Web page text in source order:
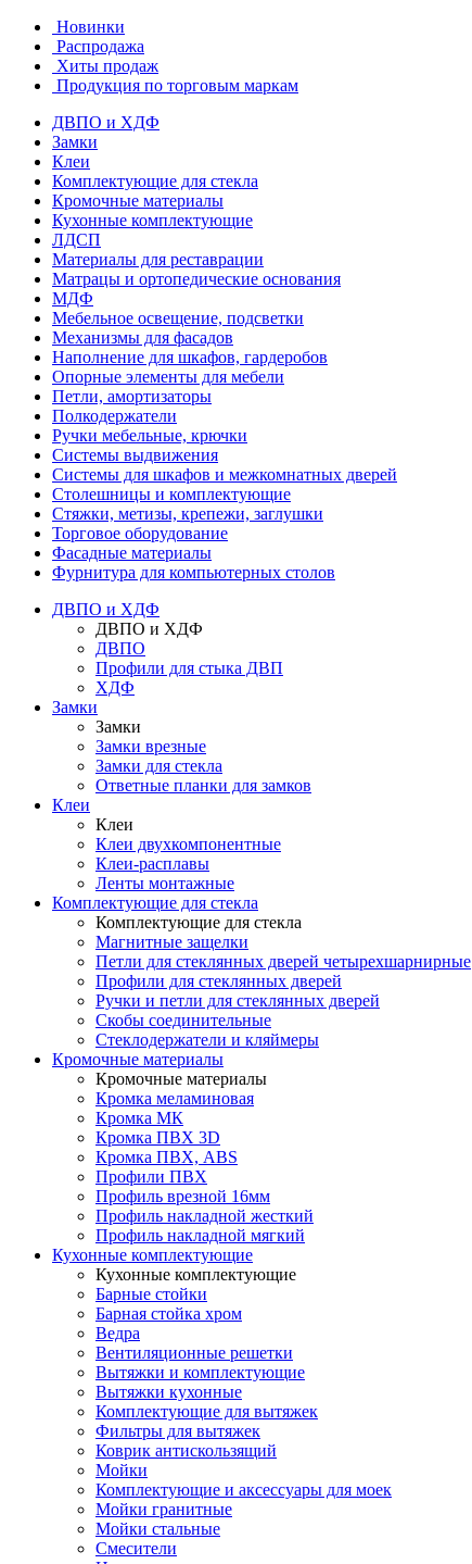
Новинки
Распродажа
Хиты продаж
Продукция по торговым маркам
ДВПО и ХДФ
Замки
Клеи
Комплектующие для стекла
Кромочные материалы
Кухонные комплектующие
ЛДСП
Материалы для реставрации
Матрацы и ортопедические основания
МДФ
Мебельное освещение, подсветки
Механизмы для фасадов
Наполнение для шкафов, гардеробов
Опорные элементы для мебели
Петли, амортизаторы
Полкодержатели
Ручки мебельные, крючки
Системы выдвижения
Системы для шкафов и межкомнатных дверей
Столешницы и комплектующие
Стяжки, метизы, крепежи, заглушки
Торговое оборудование
Фасадные материалы
Фурнитура для компьютерных столов
ДВПО и ХДФ
ДВПО и ХДФ
ДВПО
Профили для стыка ДВП
ХДФ
Замки
Замки
Замки врезные
Замки для стекла
Ответные планки для замков
Клеи
Клеи
Клеи двухкомпонентные
Клеи-расплавы
Ленты монтажные
Комплектующие для стекла
Комплектующие для стекла
Магнитные защелки
Петли для стеклянных дверей четырехшарнирные
Профили для стеклянных дверей
Ручки и петли для стеклянных дверей
Скобы соединительные
Стеклодержатели и кляймеры
Кромочные материалы
Кромочные материалы
Кромка меламиновая
Кромка МК
Кромка ПВХ 3D
Кромка ПВХ, ABS
Профили ПВХ
Профиль врезной 16мм
Профиль накладной жесткий
Профиль накладной мягкий
Кухонные комплектующие
Кухонные комплектующие
Барные стойки
Барная стойка хром
Ведра
Вентиляционные решетки
Вытяжки и комплектующие
Вытяжки кухонные
Комплектующие для вытяжек
Фильтры для вытяжек
Коврик антискользящий
Мойки
Комплектующие и аксессуары для моек
Мойки гранитные
Мойки стальные
Смесители